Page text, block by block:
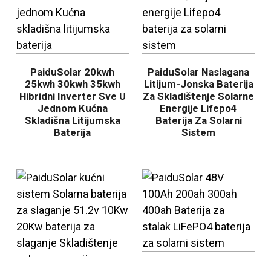
PaiduSolar 20kwh
25kwh 30kwh 35kwh
Hibridni Inverter Sve U
Jednom Kućna
Skladišna Litijumska
Baterija
PaiduSolar Naslagana
Litijum-Jonska Baterija
Za Skladištenje Solarne
Energije Lifepo4
Baterija Za Solarni
Sistem